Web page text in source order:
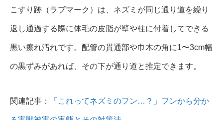
こすり跡（ラブマーク）は、ネズミが同じ通り道を繰り
返し通過する際に体毛の皮脂が壁や柱に付着してできる
黒い擦れ汚れです。配管の貫通部や巾木の角に1〜3cm幅
の黒ずみがあれば、その下が通り道と推定できます。
関連記事： 「これってネズミのフン…？」フンから分か